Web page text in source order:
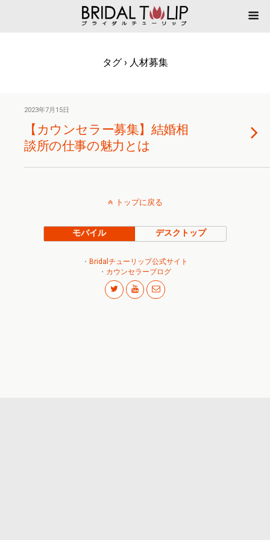
タグ › 人材募集
2023年7月15日
【カウンセラー募集】結婚相
談所の仕事の魅力とは
トップに戻る
モバイル デスクトップ
・ Bridalチューリップ公式サイト
・ カウンセラーブログ